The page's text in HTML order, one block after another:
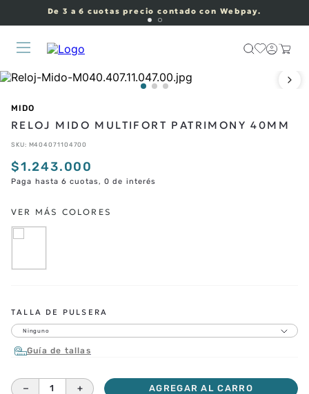
De 3 a 6 cuotas precio contado con Webpay.
MIDO
RELOJ MIDO MULTIFORT PATRIMONY 40MM
SKU: M404071104700
$1.243.000
Paga hasta 6 cuotas, 0 de interés
TALLA DE PULSERA
Ninguno
Guía de tallas
＋
－ AGREGAR AL CARRO